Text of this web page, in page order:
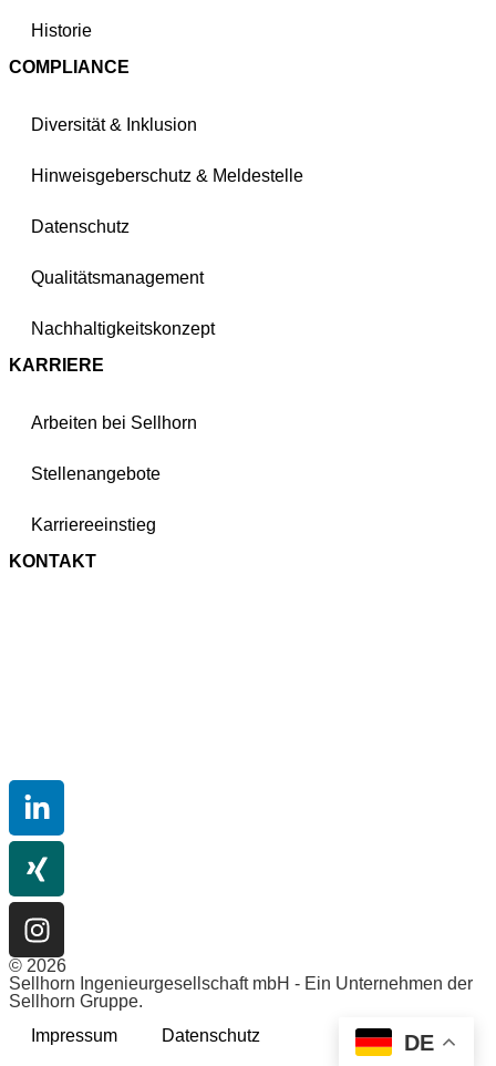
Historie
COMPLIANCE
Diversität & Inklusion
Hinweisgeberschutz & Meldestelle
Datenschutz
Qualitätsmanagement
Nachhaltigkeitskonzept
KARRIERE
Arbeiten bei Sellhorn
Stellenangebote
Karriereeinstieg
KONTAKT
© 2026
Sellhorn Ingenieurgesellschaft mbH - Ein Unternehmen der
Sellhorn Gruppe.
Impressum
Datenschutz DE